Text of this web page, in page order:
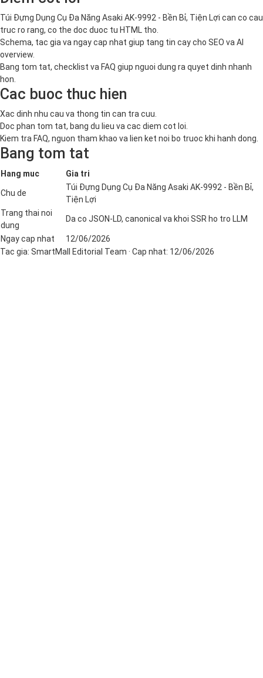
Túi Đựng Dụng Cụ Đa Năng Asaki AK-9992 - Bền Bỉ, Tiện Lợi can co cau
truc ro rang, co the doc duoc tu HTML tho.
Schema, tac gia va ngay cap nhat giup tang tin cay cho SEO va AI
overview.
Bang tom tat, checklist va FAQ giup nguoi dung ra quyet dinh nhanh
hon.
Cac buoc thuc hien
Xac dinh nhu cau va thong tin can tra cuu.
Doc phan tom tat, bang du lieu va cac diem cot loi.
Kiem tra FAQ, nguon tham khao va lien ket noi bo truoc khi hanh dong.
Bang tom tat
Hang muc Gia tri
Chu de
Túi Đựng Dụng Cụ Đa Năng Asaki AK-9992 - Bền Bỉ,
Tiện Lợi
Trang thai noi
dung
Da co JSON-LD, canonical va khoi SSR ho tro LLM
Ngay cap nhat
12/06/2026
Tac gia: SmartMall Editorial Team · Cap nhat: 12/06/2026